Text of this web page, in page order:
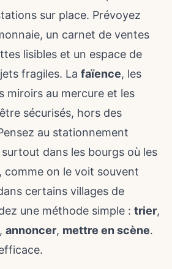
sur place. Prévoyez
un carnet de ventes
lisibles et un espace de
fragiles. La faïence, les
miroirs au mercure et les
sécurisés, hors des
au stationnement
dans les bourgs où les
comme on le voit souvent
certains villages de
une méthode simple : trier,
, annoncer, mettre en scène.